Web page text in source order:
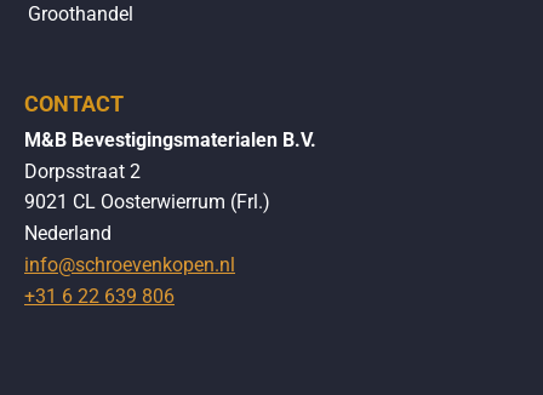
Groothandel
CONTACT
M&B Bevestigingsmaterialen B.V.
Dorpsstraat 2
9021 CL Oosterwierrum (Frl.)
Nederland
info@schroevenkopen.nl
+31 6 22 639 806